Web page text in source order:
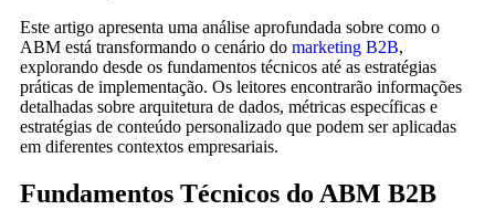
Este artigo apresenta uma análise aprofundada sobre como o
ABM está transformando o cenário do marketing B2B,
explorando desde os fundamentos técnicos até as estratégias
práticas de implementação. Os leitores encontrarão informações
detalhadas sobre arquitetura de dados, métricas específicas e
estratégias de conteúdo personalizado que podem ser aplicadas
em diferentes contextos empresariais.
Fundamentos Técnicos do ABM B2B